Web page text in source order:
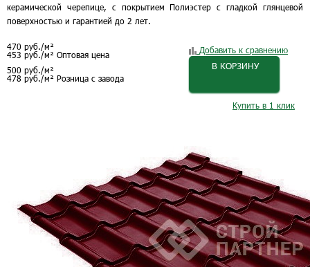
керамической черепице, с покрытием Полиэстер с гладкой глянцевой
поверхностью и гарантией до 2 лет.
470 руб./м²
453 руб./м² Оптовая цена
500 руб./м²
478 руб./м² Розница с завода
Добавить к сравнению
В КОРЗИНУ
Купить в 1 клик